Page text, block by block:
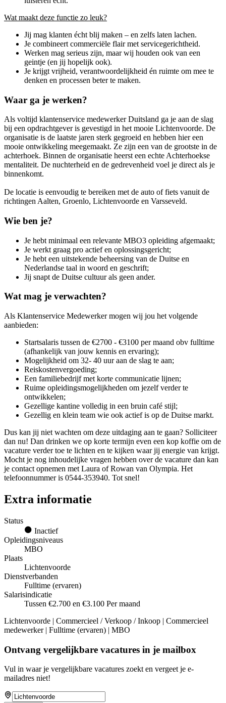
Wat maakt deze functie zo leuk?
Jij mag klanten écht blij maken – en zelfs laten lachen.
Je combineert commerciële flair met servicegerichtheid.
Werken mag serieus zijn, maar wij houden ook van een
geintje (en jij hopelijk ook).
Je krijgt vrijheid, verantwoordelijkheid én ruimte om mee te
denken en processen beter te maken.
Waar ga je werken?
Als voltijd klantenservice medewerker Duitsland ga je aan de slag
bij een opdrachtgever is gevestigd in het mooie Lichtenvoorde. De
organisatie is de laatste jaren sterk gegroeid en hebben hier een
mooie ontwikkeling meegemaakt. Ze zijn een van de grootste in de
achterhoek. Binnen de organisatie heerst een echte Achterhoekse
mentaliteit. De nuchterheid en de gedrevenheid voel je direct als je
binnenkomt.
De locatie is eenvoudig te bereiken met de auto of fiets vanuit de
richtingen Aalten, Groenlo, Lichtenvoorde en Varsseveld.
Wie ben je?
Je hebt minimaal een relevante MBO3 opleiding afgemaakt;
Je werkt graag pro actief en oplossingsgericht;
Je hebt een uitstekende beheersing van de Duitse en
Nederlandse taal in woord en geschrift;
Jij snapt de Duitse cultuur als geen ander.
Wat mag je verwachten?
Als Klantenservice Medewerker mogen wij jou het volgende
aanbieden:
Startsalaris tussen de €2700 - €3100 per maand obv fulltime
(afhankelijk van jouw kennis en ervaring);
Mogelijkheid om 32- 40 uur aan de slag te aan;
Reiskostenvergoeding;
Een familiebedrijf met korte communicatie lijnen;
Ruime opleidingsmogelijkheden om jezelf verder te
ontwikkelen;
Gezellige kantine volledig in een bruin café stijl;
Gezellig en klein team wie ook actief is op de Duitse markt.
Dus kan jij niet wachten om deze uitdaging aan te gaan? Solliciteer
dan nu! Dan drinken we op korte termijn even een kop koffie om de
vacature verder toe te lichten en te kijken waar jij energie van krijgt.
Mocht je nog inhoudelijke vragen hebben over de vacature dan kan
je contact opnemen met Laura of Rowan van Olympia. Het
telefoonnummer is 0544-353940. Tot snel!
Extra informatie
Status
Inactief
Opleidingsniveaus
MBO
Plaats
Lichtenvoorde
Dienstverbanden
Fulltime (ervaren)
Salarisindicatie
Tussen €2.700 en €3.100 Per maand
Lichtenvoorde | Commercieel / Verkoop / Inkoop | Commercieel
medewerker | Fulltime (ervaren) | MBO
Ontvang vergelijkbare vacatures in je mailbox
Vul in waar je vergelijkbare vacatures zoekt en vergeet je e-
mailadres niet!